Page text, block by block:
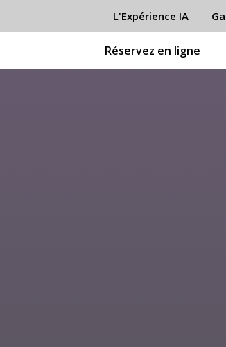
L'Expérience IA
Réservez en ligne